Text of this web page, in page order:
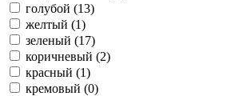
голубой (13)
желтый (1)
зеленый (17)
коричневый (2)
красный (1)
кремовый (0)